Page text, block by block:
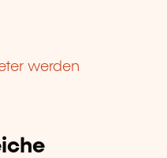
werden